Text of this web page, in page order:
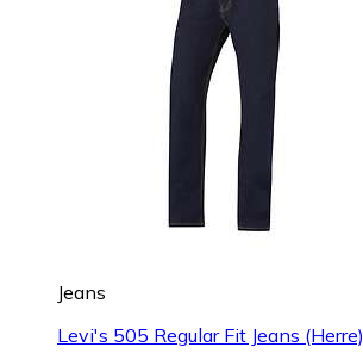
Jeans
Levi's 505 Regular Fit Jeans (Herre)